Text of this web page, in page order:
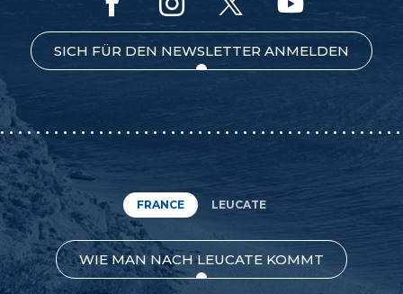
SICH FÜR DEN NEWSLETTER ANMELDEN
FRANCE LEUCATE
WIE MAN NACH LEUCATE KOMMT